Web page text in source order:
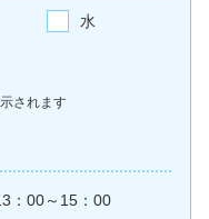
水
されます
：00～15：00